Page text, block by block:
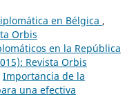
en Bélgica ,
Orbis
en la República
Revista Orbis
Importancia de la
una efectiva